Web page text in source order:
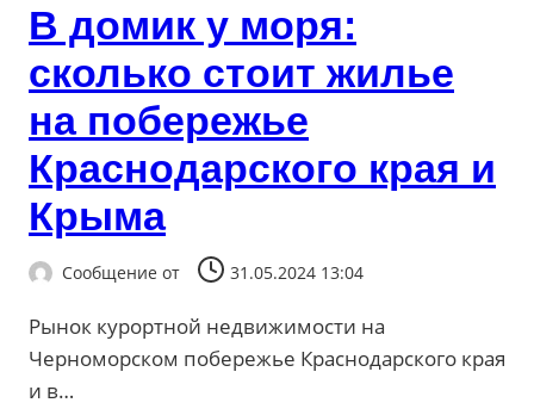
В домик у моря:
сколько стоит жилье
на побережье
Краснодарского края и
Крыма
Сообщение от 31.05.2024 13:04
Рынок курортной недвижимости на
Черноморском побережье Краснодарского края
и в…